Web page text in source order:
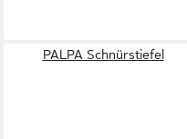
PALPA Schnürstiefel